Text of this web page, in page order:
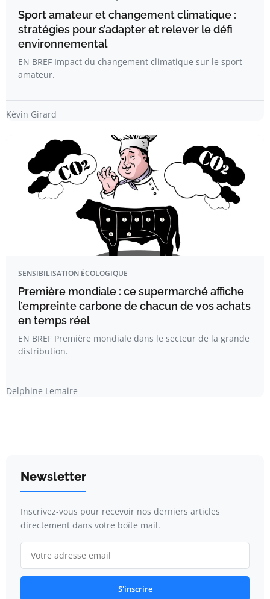
Sport amateur et changement climatique :
stratégies pour s’adapter et relever le défi
environnemental
EN BREF Impact du changement climatique sur le sport
amateur.
Kévin Girard
SENSIBILISATION ÉCOLOGIQUE
Première mondiale : ce supermarché affiche
l’empreinte carbone de chacun de vos achats
en temps réel
EN BREF Première mondiale dans le secteur de la grande
distribution.
Delphine Lemaire
Newsletter
Inscrivez-vous pour recevoir nos derniers articles
directement dans votre boîte mail.
S'inscrire